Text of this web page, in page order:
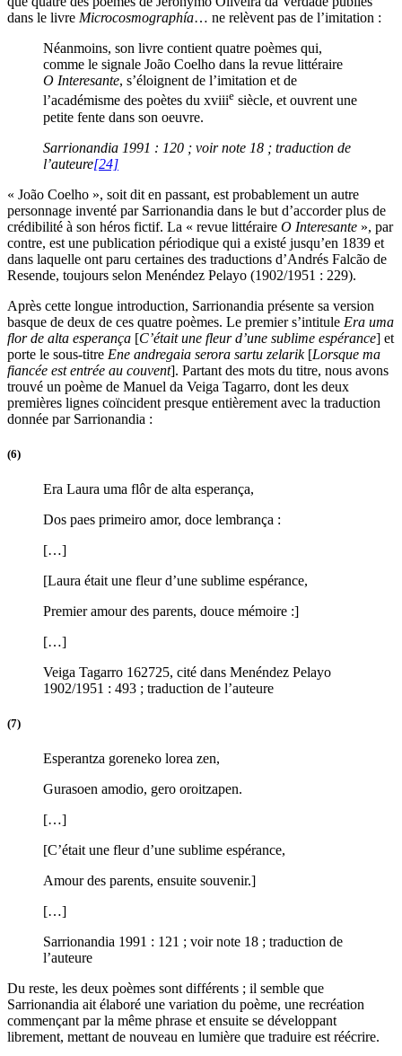
dans le livre Microcosmographía… ne relèvent pas de l’imitation :
Néanmoins, son livre contient quatre poèmes qui,
comme le signale João Coelho dans la revue littéraire
O Interesante, s’éloignent de l’imitation et de
l’académisme des poètes du xviiie siècle, et ouvrent une
petite fente dans son oeuvre.
Sarrionandia 1991 : 120 ; voir note 18 ; traduction de
l’auteure[24]
« João Coelho », soit dit en passant, est probablement un autre
personnage inventé par Sarrionandia dans le but d’accorder plus de
crédibilité à son héros fictif. La « revue littéraire O Interesante », par
contre, est une publication périodique qui a existé jusqu’en 1839 et
dans laquelle ont paru certaines des traductions d’Andrés Falcão de
Resende, toujours selon Menéndez Pelayo (1902/1951 : 229).
Après cette longue introduction, Sarrionandia présente sa version
basque de deux de ces quatre poèmes. Le premier s’intitule Era uma
flor de alta esperança [C’était une fleur d’une sublime espérance] et
porte le sous-titre Ene andregaia serora sartu zelarik[Lorsque ma
fiancée est entrée au couvent]. Partant des mots du titre, nous avons
trouvé un poème de Manuel da Veiga Tagarro, dont les deux
premières lignes coïncident presque entièrement avec la traduction
donnée par Sarrionandia :
(6)
Era Laura uma flôr de alta esperança,
Dos paes primeiro amor, doce lembrança :
[…]
[Laura était une fleur d’une sublime espérance,
Premier amour des parents, douce mémoire :]
[…]
Veiga Tagarro 162725, cité dans Menéndez Pelayo
1902/1951 : 493 ; traduction de l’auteure
(7)
Esperantza goreneko lorea zen,
Gurasoen amodio, gero oroitzapen.
[…]
[C’était une fleur d’une sublime espérance,
Amour des parents, ensuite souvenir.]
[…]
Sarrionandia 1991 : 121 ; voir note 18 ; traduction de
l’auteure
Du reste, les deux poèmes sont différents ; il semble que
Sarrionandia ait élaboré une variation du poème, une recréation
commençant par la même phrase et ensuite se développant
librement, mettant de nouveau en lumière que traduire est réécrire.